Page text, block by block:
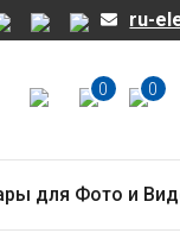
ru-
0 0
для Фото и